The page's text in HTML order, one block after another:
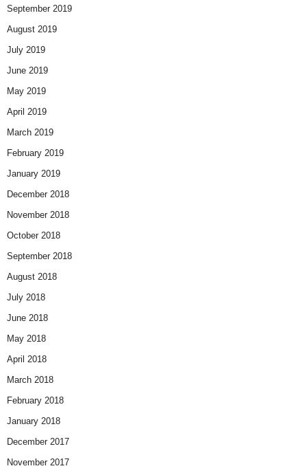
September 2019
August 2019
July 2019
June 2019
May 2019
April 2019
March 2019
February 2019
January 2019
December 2018
November 2018
October 2018
September 2018
August 2018
July 2018
June 2018
May 2018
April 2018
March 2018
February 2018
January 2018
December 2017
November 2017